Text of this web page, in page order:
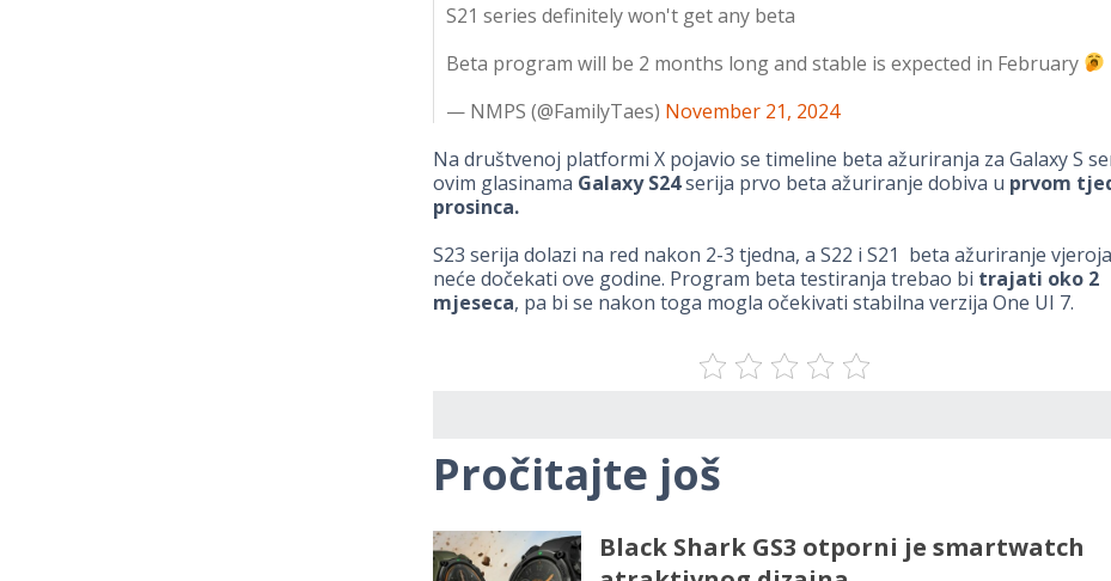
S21 series definitely won't get any beta
Beta program will be 2 months long and stable is expected in February
— NMPS (@FamilyTaes) November 21, 2024
Na društvenoj platformi X pojavio se timeline beta ažuriranja za Galaxy S
ovim glasinama Galaxy S24serija prvo beta ažuriranje dobiva u prvom
prosinca.
S23 serija dolazi na red nakon 2-3 tjedna, a S22 i S21 beta ažuriranje
neće dočekati ove godine. Program beta testiranja trebao bi trajati oko 2
mjeseca, pa bi se nakon toga mogla očekivati stabilna verzija One UI 7.
Pročitajte još
Black Shark GS3 otporni je smartwatch